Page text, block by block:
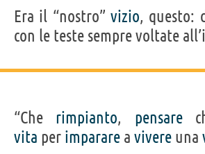
Era il “nostro” vizio, questo:
con le teste sempre voltate
“Che rimpianto, pensare
vita per imparare a vivere una